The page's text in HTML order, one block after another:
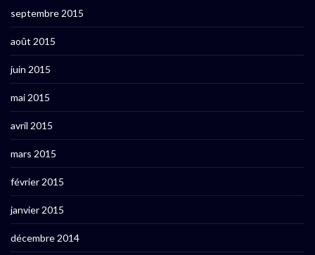
septembre 2015
août 2015
juin 2015
mai 2015
avril 2015
mars 2015
février 2015
janvier 2015
décembre 2014